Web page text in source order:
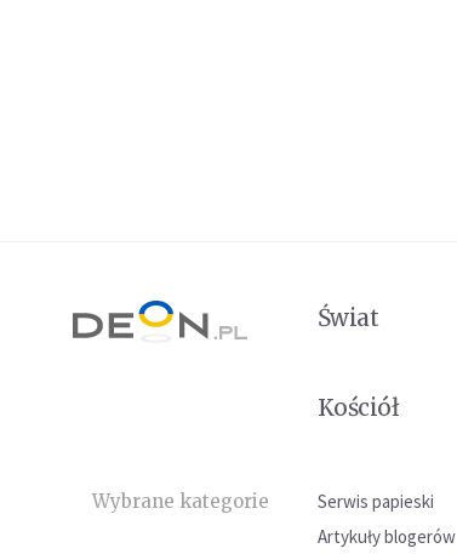
Świat
Kościół
Wybrane kategorie Serwis papieski
Artykuły blogerów